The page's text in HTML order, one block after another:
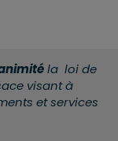
la loi de
visant à
et services